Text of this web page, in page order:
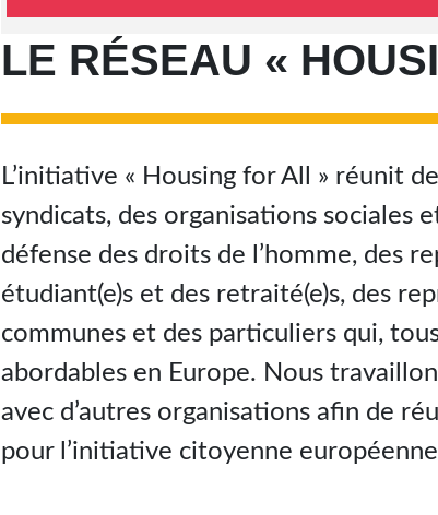
LE RÉSEAU «
L’initiative « Housing for All » réunit
syndicats, des organisations sociales
défense des droits de l’homme, des
étudiant(e)s et des retraité(e)s, des
communes et des particuliers qui,
abordables en Europe. Nous
avec d’autres organisations afin de
pour l’initiative citoyenne